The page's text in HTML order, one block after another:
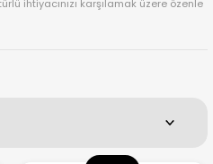
ihtiyacınızı karşılamak üzere özenle